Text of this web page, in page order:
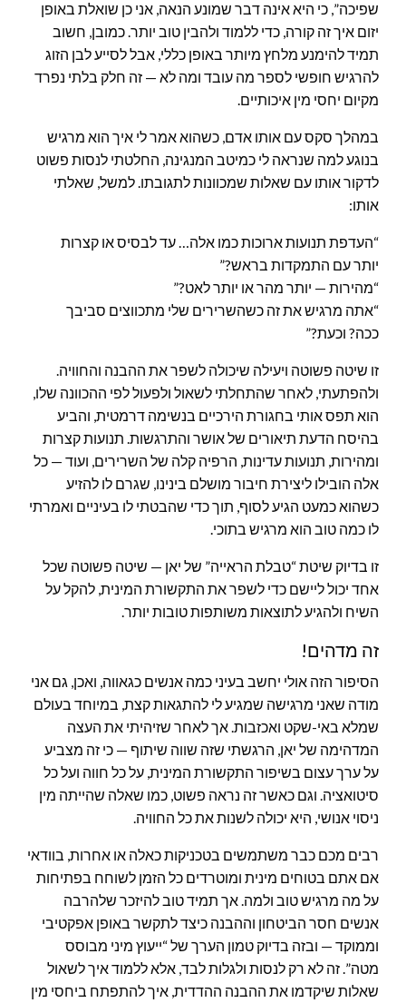
שפיכה”, כי היא אינה דבר שמונע הנאה, אני כן שואלת באופן
יזום איך זה קורה, כדי ללמוד ולהבין טוב יותר. כמובן, חשוב
תמיד להימנע מלחץ מיותר באופן כללי, אבל לסייע לבן הזוג
להרגיש חופשי לספר מה עובד ומה לא — זה חלק בלתי נפרד
מקיום יחסי מין איכותיים.
במהלך סקס עם אותו אדם, כשהוא אמר לי איך הוא מרגיש
בנוגע למה שנראה לי כמיטב המנגינה, החלטתי לנסות פשוט
לדקור אותו עם שאלות שמכוונות לתגובתו. למשל, שאלתי
אותו:
“העדפת תנועות ארוכות כמו אלה… עד לבסיס או קצרות
יותר עם התמקדות בראש?”
“מהירות — יותר מהר או יותר לאט?”
“אתה מרגיש את זה כשהשרירים שלי מתכווצים סביבך
ככה? וכעת?”
זו שיטה פשוטה ויעילה שיכולה לשפר את ההבנה והחוויה.
ולהפתעתי, לאחר שהתחלתי לשאול ולפעול לפי ההכוונה שלו,
הוא תפס אותי בחגורת הירכיים בנשימה דרמטית, והביע
בהיסח הדעת תיאורים של אושר והתרגשות. תנועות קצרות
ומהירות, תנועות עדינות, הרפיה קלה של השרירים, ועוד — כל
אלה הובילו ליצירת חיבור מושלם בינינו, שגרם לו להזיע
כשהוא כמעט הגיע לסוף, תוך כדי שהבטתי לו בעיניים ואמרתי
לו כמה טוב הוא מרגיש בתוכי.
זו בדיוק שיטת “טבלת הראייה” של יאן — שיטה פשוטה שכל
אחד יכול ליישם כדי לשפר את התקשורת המינית, להקל על
השיח ולהגיע לתוצאות משותפות טובות יותר.
זה מדהים!
הסיפור הזה אולי יחשב בעיני כמה אנשים כגאווה, ואכן, גם אני
מודה שאני מרגישה שמגיע לי להתגאות קצת, במיוחד בעולם
שמלא באי-שקט ואכזבות. אך לאחר שזיהיתי את העצה
המדהימה של יאן, הרגשתי שזה שווה שיתוף — כי זה מצביע
על ערך עצום בשיפור התקשורת המינית, על כל חווה ועל כל
סיטואציה. וגם כאשר זה נראה פשוט, כמו שאלה שהייתה מין
ניסוי אנושי, היא יכולה לשנות את כל החוויה.
רבים מכם כבר משתמשים בטכניקות כאלה או אחרות, בוודאי
אם אתם בטוחים מינית ומוטרדים כל הזמן לשוחח בפתיחות
על מה מרגיש טוב ולמה. אך תמיד טוב להיזכר שלהרבה
אנשים חסר הביטחון וההבנה כיצד לתקשר באופן אפקטיבי
וממוקד — ובזה בדיוק טמון הערך של “ייעוץ מיני מבוסס
מטה”. זה לא רק לנסות ולגלות לבד, אלא ללמוד איך לשאול
שאלות שיקדמו את ההבנה ההדדית, איך להתפתח ביחסי מין